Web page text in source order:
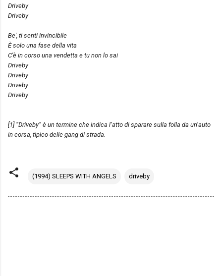
Driveby
Driveby
Be', ti senti invincibile
È solo una fase della vita
C'è in corso una vendetta e tu non lo sai
Driveby
Driveby
Driveby
Driveby
[1] “Driveby” è un termine che indica l’atto di sparare sulla folla da un’auto
in corsa, tipico delle gang di strada.
(1994) SLEEPS WITH ANGELS driveby